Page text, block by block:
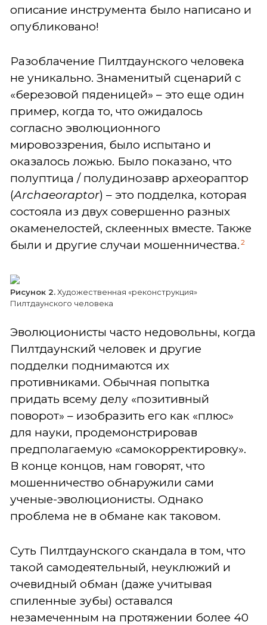
описание инструмента было написано и
опубликовано!
Разоблачение Пилтдаунского человека
не уникально. Знаменитый сценарий с
«березовой пяденицей» – это еще один
пример, когда то, что ожидалось
согласно эволюционного
мировоззрения, было испытано и
оказалось ложью. Было показано, что
полуптица / полудинозавр археораптор
(Archaeoraptor) – это подделка, которая
состояла из двух совершенно разных
окаменелостей, склеенных вместе. Также
были и другие случаи мошенничества. 2
Рисунок 2.Художественная «реконструкция»
Пилтдаунского человека
Эволюционисты часто недовольны, когда
Пилтдаунский человек и другие
подделки поднимаются их
противниками. Обычная попытка
придать всему делу «позитивный
поворот» – изобразить его как «плюс»
для науки, продемонстрировав
предполагаемую «самокорректировку».
В конце концов, нам говорят, что
мошенничество обнаружили сами
ученые-эволюционисты. Однако
проблема не в обмане как таковом.
Суть Пилтдаунского скандала в том, что
такой самодеятельный, неуклюжий и
очевидный обман (даже учитывая
спиленные зубы) оставался
незамеченным на протяжении более 40